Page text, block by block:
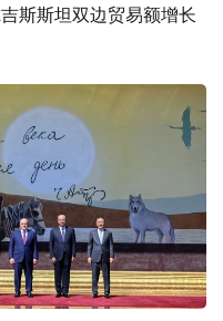
斯斯坦双边贸易额增长